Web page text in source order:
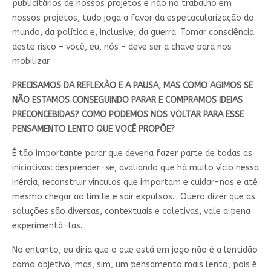
publicitários de nossos projetos e não no trabalho em
nossos projetos, tudo joga a favor da espetacularização do
mundo, da política e, inclusive, da guerra. Tomar consciência
deste risco – você, eu, nós – deve ser a chave para nos
mobilizar.
PRECISAMOS DA REFLEXÃO E A PAUSA, MAS COMO AGIMOS SE
NÃO ESTAMOS CONSEGUINDO PARAR E COMPRAMOS IDEIAS
PRECONCEBIDAS? COMO PODEMOS NOS VOLTAR PARA ESSE
PENSAMENTO LENTO QUE VOCÊ PROPÕE?
É tão importante parar que deveria fazer parte de todas as
iniciativas: desprender-se, avaliando que há muito vício nessa
inércia, reconstruir vínculos que importam e cuidar-nos e até
mesmo chegar ao limite e sair expulsos... Quero dizer que as
soluções são diversas, contextuais e coletivas, vale a pena
experimentá-las.
No entanto, eu diria que o que está em jogo não é a lentidão
como objetivo, mas, sim, um pensamento mais lento, pois é